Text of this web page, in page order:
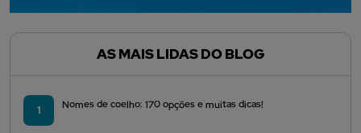
AS MAIS LIDAS DO BLOG
1 Nomes de coelho: 170 opções e muitas dicas!